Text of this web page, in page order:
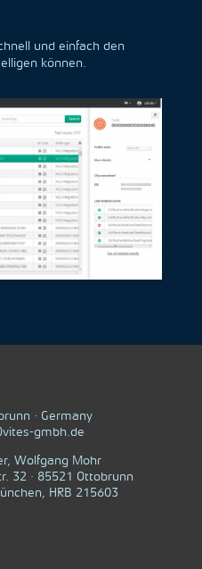
und einfach den
können.
· Germany
gmbh.de
Wolfgang Mohr
32 · 85521 Ottobrunn
HRB 215603